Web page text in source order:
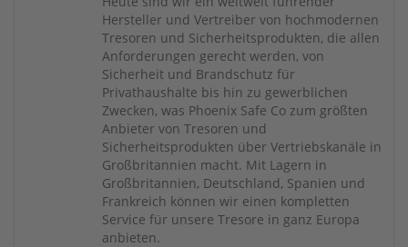
Hersteller und Vertreiber von hochmodernen
Tresoren und Sicherheitsprodukten, die allen
Anforderungen gerecht werden, von
Sicherheit und Brandschutz für
Privathaushalte bis hin zu gewerblichen
Zwecken, was Phoenix Safe Co zum größten
Anbieter von Tresoren und
Sicherheitsprodukten über Vertriebskanäle in
Großbritannien macht. Mit Lagern in
Großbritannien, Deutschland, Spanien und
Frankreich können wir einen kompletten
Service für unsere Tresore in ganz Europa
anbieten.